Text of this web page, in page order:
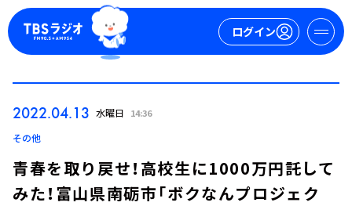
ログイン
2022.04.13 水曜日 14:36
その他
青春を取り戻せ！高校生に1000万円託して
みた！富山県南砺市「ボクなんプロジェク